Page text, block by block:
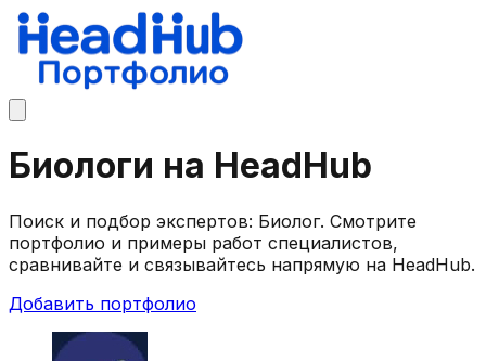
Биологи на HeadHub
Поиск и подбор экспертов: Биолог. Смотрите
портфолио и примеры работ специалистов,
сравнивайте и связывайтесь напрямую на HeadHub.
Добавить портфолио